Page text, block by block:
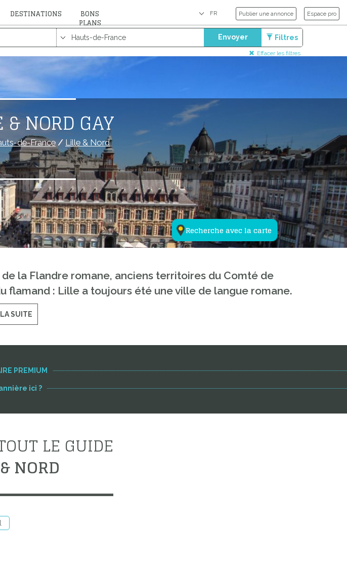
DESTINATIONS BONS
PLANS
Publier une annonce Espace pro
Envoyer Filtres
Effacer les filtres
Recherche avec la carte
NORD GAY
de-France/ Lille & Nord
la Flandre romane, anciens territoires du Comté de
flamand : Lille a toujours été une ville de langue romane.
SUITE
PREMIUM
ici ?
LE GUIDE
NORD